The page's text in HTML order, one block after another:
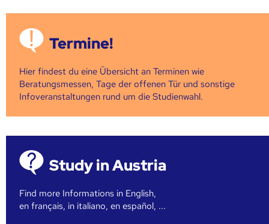
Termine!
Hier findest du eine Übersicht an Terminen wie
Beratungsmessen, Tage der offenen Tür und sonstige
Infoveranstaltungen rund um die Studienwahl.
Study in Austria
Find more Informations in English,
en français, in italiano, en español, ...